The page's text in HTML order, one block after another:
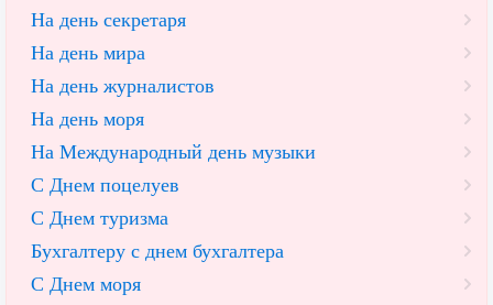
На день секретаря
На день мира
На день журналистов
На день моря
На Международный день музыки
С Днем поцелуев
С Днем туризма
Бухгалтеру с днем бухгалтера
С Днем моря